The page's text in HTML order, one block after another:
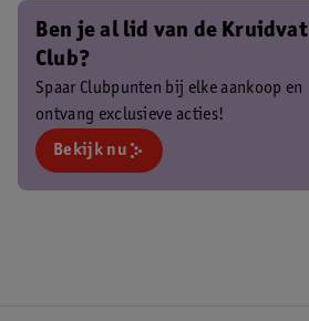
Ben je al lid van de Kruidvat
Club?
Spaar Clubpunten bij elke aankoop en
ontvang exclusieve acties!
Bekijk nu